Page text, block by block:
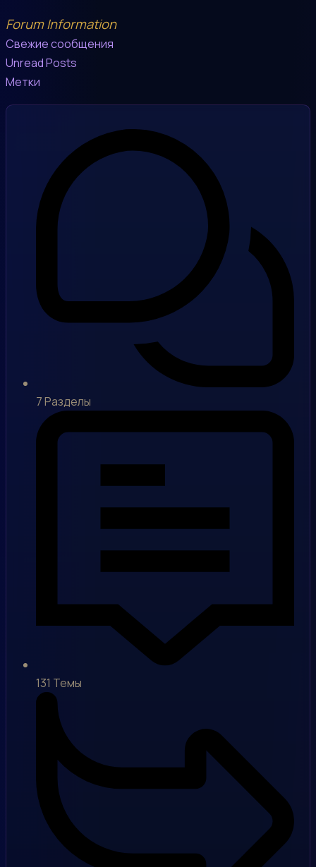
Forum Information
Свежие сообщения
Unread Posts
Метки
7Разделы
131 Темы